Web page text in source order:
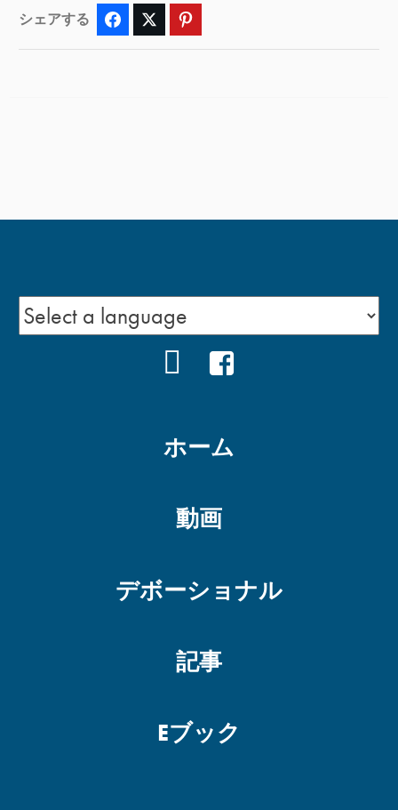
シェアする Facebook Twitter
YOUTUBE
ホーム
動画
デボーショナル
記事
Eブック